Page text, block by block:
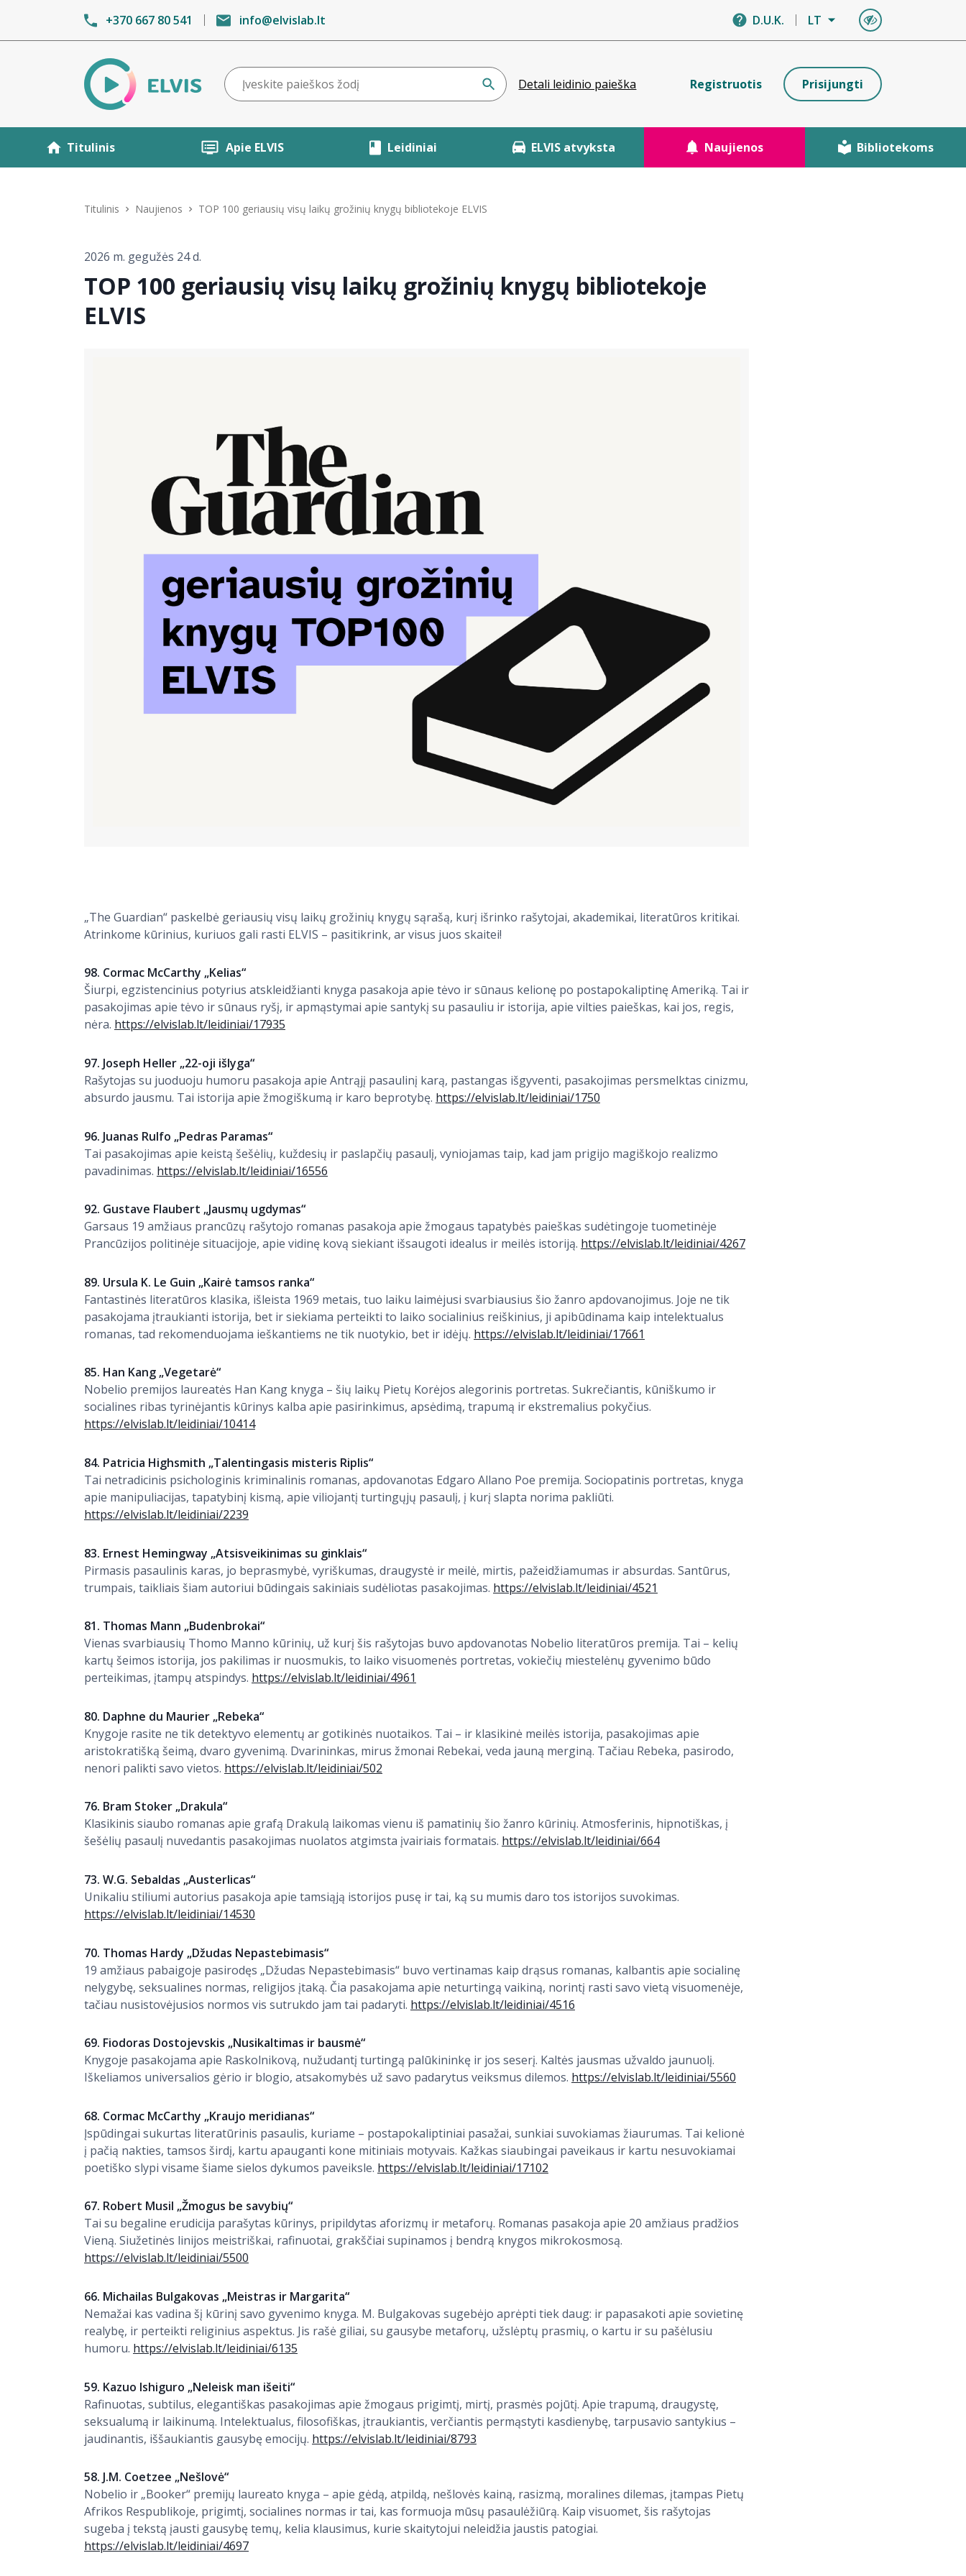
+370 667 80 541 info@elvislab.lt D.U.K. LT
Detali leidinio paieška Registruotis Prisijungti
Titulinis Apie ELVIS Leidiniai ELVIS atvyksta Naujienos Bibliotekoms
Titulinis Naujienos TOP 100 geriausių visų laikų grožinių knygų bibliotekoje ELVIS
2026 m. gegužės 24 d.
TOP 100 geriausių visų laikų grožinių knygų bibliotekoje
ELVIS
„The Guardian“ paskelbė geriausių visų laikų grožinių knygų sąrašą, kurį išrinko rašytojai, akademikai, literatūros kritikai.
Atrinkome kūrinius, kuriuos gali rasti ELVIS – pasitikrink, ar visus juos skaitei!
98. Cormac McCarthy „Kelias“
Šiurpi, egzistencinius potyrius atskleidžianti knyga pasakoja apie tėvo ir sūnaus kelionę po postapokaliptinę Ameriką. Tai ir
pasakojimas apie tėvo ir sūnaus ryšį, ir apmąstymai apie santykį su pasauliu ir istorija, apie vilties paieškas, kai jos, regis,
nėra. https://elvislab.lt/leidiniai/17935
97. Joseph Heller „22-oji išlyga“
Rašytojas su juoduoju humoru pasakoja apie Antrąjį pasaulinį karą, pastangas išgyventi, pasakojimas persmelktas cinizmu,
absurdo jausmu. Tai istorija apie žmogiškumą ir karo beprotybę. https://elvislab.lt/leidiniai/1750
96. Juanas Rulfo „Pedras Paramas“
Tai pasakojimas apie keistą šešėlių, kuždesių ir paslapčių pasaulį, vyniojamas taip, kad jam prigijo magiškojo realizmo
pavadinimas. https://elvislab.lt/leidiniai/16556
92. Gustave Flaubert „Jausmų ugdymas“
Garsaus 19 amžiaus prancūzų rašytojo romanas pasakoja apie žmogaus tapatybės paieškas sudėtingoje tuometinėje
Prancūzijos politinėje situacijoje, apie vidinę kovą siekiant išsaugoti idealus ir meilės istoriją. https://elvislab.lt/leidiniai/4267
89. Ursula K. Le Guin „Kairė tamsos ranka“
Fantastinės literatūros klasika, išleista 1969 metais, tuo laiku laimėjusi svarbiausius šio žanro apdovanojimus. Joje ne tik
pasakojama įtraukianti istorija, bet ir siekiama perteikti to laiko socialinius reiškinius, ji apibūdinama kaip intelektualus
romanas, tad rekomenduojama ieškantiems ne tik nuotykio, bet ir idėjų. https://elvislab.lt/leidiniai/17661
85. Han Kang „Vegetarė“
Nobelio premijos laureatės Han Kang knyga – šių laikų Pietų Korėjos alegorinis portretas. Sukrečiantis, kūniškumo ir
socialines ribas tyrinėjantis kūrinys kalba apie pasirinkimus, apsėdimą, trapumą ir ekstremalius pokyčius.
https://elvislab.lt/leidiniai/10414
84. Patricia Highsmith „Talentingasis misteris Riplis“
Tai netradicinis psichologinis kriminalinis romanas, apdovanotas Edgaro Allano Poe premija. Sociopatinis portretas, knyga
apie manipuliacijas, tapatybinį kismą, apie viliojantį turtingųjų pasaulį, į kurį slapta norima pakliūti.
https://elvislab.lt/leidiniai/2239
83. Ernest Hemingway „Atsisveikinimas su ginklais“
Pirmasis pasaulinis karas, jo beprasmybė, vyriškumas, draugystė ir meilė, mirtis, pažeidžiamumas ir absurdas. Santūrus,
trumpais, taikliais šiam autoriui būdingais sakiniais sudėliotas pasakojimas. https://elvislab.lt/leidiniai/4521
81. Thomas Mann „Budenbrokai“
Vienas svarbiausių Thomo Manno kūrinių, už kurį šis rašytojas buvo apdovanotas Nobelio literatūros premija. Tai – kelių
kartų šeimos istorija, jos pakilimas ir nuosmukis, to laiko visuomenės portretas, vokiečių miestelėnų gyvenimo būdo
perteikimas, įtampų atspindys. https://elvislab.lt/leidiniai/4961
80. Daphne du Maurier „Rebeka“
Knygoje rasite ne tik detektyvo elementų ar gotikinės nuotaikos. Tai – ir klasikinė meilės istorija, pasakojimas apie
aristokratišką šeimą, dvaro gyvenimą. Dvarininkas, mirus žmonai Rebekai, veda jauną merginą. Tačiau Rebeka, pasirodo,
nenori palikti savo vietos. https://elvislab.lt/leidiniai/502
76. Bram Stoker „Drakula“
Klasikinis siaubo romanas apie grafą Drakulą laikomas vienu iš pamatinių šio žanro kūrinių. Atmosferinis, hipnotiškas, į
šešėlių pasaulį nuvedantis pasakojimas nuolatos atgimsta įvairiais formatais. https://elvislab.lt/leidiniai/664
73. W.G. Sebaldas „Austerlicas“
Unikaliu stiliumi autorius pasakoja apie tamsiąją istorijos pusę ir tai, ką su mumis daro tos istorijos suvokimas.
https://elvislab.lt/leidiniai/14530
70. Thomas Hardy „Džudas Nepastebimasis“
19 amžiaus pabaigoje pasirodęs „Džudas Nepastebimasis“ buvo vertinamas kaip drąsus romanas, kalbantis apie socialinę
nelygybę, seksualines normas, religijos įtaką. Čia pasakojama apie neturtingą vaikiną, norintį rasti savo vietą visuomenėje,
tačiau nusistovėjusios normos vis sutrukdo jam tai padaryti. https://elvislab.lt/leidiniai/4516
69. Fiodoras Dostojevskis „Nusikaltimas ir bausmė“
Knygoje pasakojama apie Raskolnikovą, nužudantį turtingą palūkininkę ir jos seserį. Kaltės jausmas užvaldo jaunuolį.
Iškeliamos universalios gėrio ir blogio, atsakomybės už savo padarytus veiksmus dilemos. https://elvislab.lt/leidiniai/5560
68. Cormac McCarthy „Kraujo meridianas“
Įspūdingai sukurtas literatūrinis pasaulis, kuriame – postapokaliptiniai pasažai, sunkiai suvokiamas žiaurumas. Tai kelionė
į pačią nakties, tamsos širdį, kartu apauganti kone mitiniais motyvais. Kažkas siaubingai paveikaus ir kartu nesuvokiamai
poetiško slypi visame šiame sielos dykumos paveiksle. https://elvislab.lt/leidiniai/17102
67. Robert Musil „Žmogus be savybių“
Tai su begaline erudicija parašytas kūrinys, pripildytas aforizmų ir metaforų. Romanas pasakoja apie 20 amžiaus pradžios
Vieną. Siužetinės linijos meistriškai, rafinuotai, grakščiai supinamos į bendrą knygos mikrokosmosą.
https://elvislab.lt/leidiniai/5500
66. Michailas Bulgakovas „Meistras ir Margarita“
Nemažai kas vadina šį kūrinį savo gyvenimo knyga. M. Bulgakovas sugebėjo aprėpti tiek daug: ir papasakoti apie sovietinę
realybę, ir perteikti religinius aspektus. Jis rašė giliai, su gausybe metaforų, užslėptų prasmių, o kartu ir su pašėlusiu
humoru. https://elvislab.lt/leidiniai/6135
59. Kazuo Ishiguro „Neleisk man išeiti“
Rafinuotas, subtilus, elegantiškas pasakojimas apie žmogaus prigimtį, mirtį, prasmės pojūtį. Apie trapumą, draugystę,
seksualumą ir laikinumą. Intelektualus, filosofiškas, įtraukiantis, verčiantis permąstyti kasdienybę, tarpusavio santykius –
jaudinantis, iššaukiantis gausybę emocijų. https://elvislab.lt/leidiniai/8793
58. J.M. Coetzee „Nešlovė“
Nobelio ir „Booker“ premijų laureato knyga – apie gėdą, atpildą, nešlovės kainą, rasizmą, moralines dilemas, įtampas Pietų
Afrikos Respublikoje, prigimtį, socialines normas ir tai, kas formuoja mūsų pasaulėžiūrą. Kaip visuomet, šis rašytojas
sugeba į tekstą įausti gausybę temų, kelia klausimus, kurie skaitytojui neleidžia jaustis patogiai.
https://elvislab.lt/leidiniai/4697